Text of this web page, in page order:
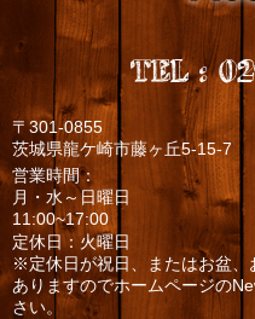
TEL:
〒301-0855
茨城県龍ケ崎市藤ヶ丘5-15-7
営業時間：
月・水～日曜日
11:00~17:00
定休日：火曜日
※定休日が祝日、またはお盆、
ありますのでホームページの
さい。